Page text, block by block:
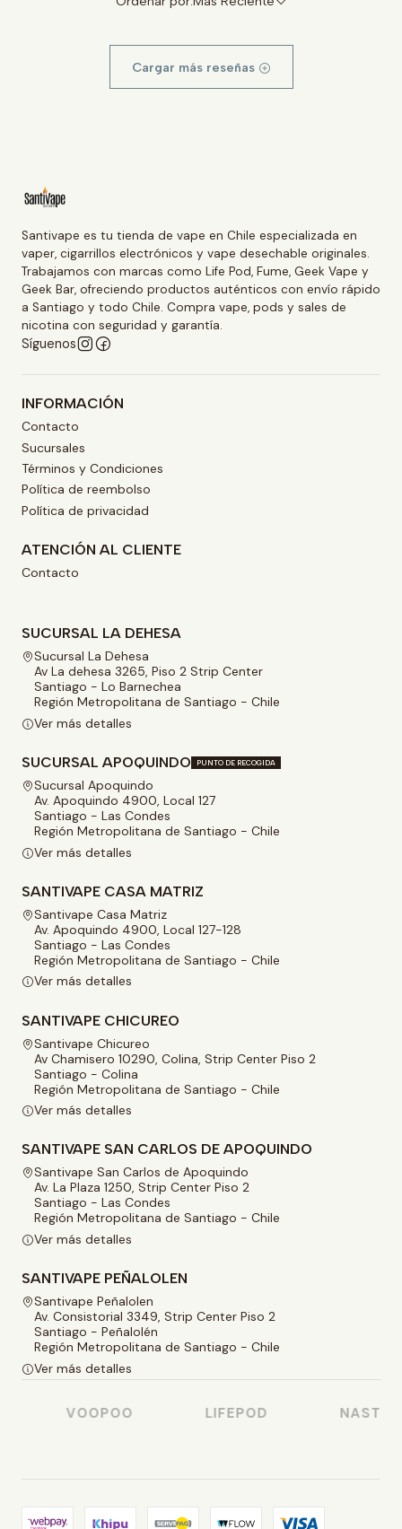
Cargar más reseñas
Santivape es tu tienda de vape en Chile especializada en
vaper, cigarrillos electrónicos y vape desechable originales.
Trabajamos con marcas como Life Pod, Fume, Geek Vape y
Geek Bar, ofreciendo productos auténticos con envío rápido
a Santiago y todo Chile. Compra vape, pods y sales de
nicotina con seguridad y garantía.
Síguenos
INFORMACIÓN
Contacto
Sucursales
Términos y Condiciones
Política de reembolso
Política de privacidad
ATENCIÓN AL CLIENTE
Contacto
SUCURSAL LA DEHESA
Sucursal La Dehesa
Av La dehesa 3265, Piso 2 Strip Center
Santiago - Lo Barnechea
Región Metropolitana de Santiago - Chile
Ver más detalles
SUCURSAL APOQUINDO PUNTO DE RECOGIDA
Sucursal Apoquindo
Av. Apoquindo 4900, Local 127
Santiago - Las Condes
Región Metropolitana de Santiago - Chile
Ver más detalles
SANTIVAPE CASA MATRIZ
Santivape Casa Matriz
Av. Apoquindo 4900, Local 127-128
Santiago - Las Condes
Región Metropolitana de Santiago - Chile
Ver más detalles
SANTIVAPE CHICUREO
Santivape Chicureo
Av Chamisero 10290, Colina, Strip Center Piso 2
Santiago - Colina
Región Metropolitana de Santiago - Chile
Ver más detalles
SANTIVAPE SAN CARLOS DE APOQUINDO
Santivape San Carlos de Apoquindo
Av. La Plaza 1250, Strip Center Piso 2
Santiago - Las Condes
Región Metropolitana de Santiago - Chile
Ver más detalles
SANTIVAPE PEÑALOLEN
Santivape Peñalolen
Av. Consistorial 3349, Strip Center Piso 2
Santiago - Peñalolén
Región Metropolitana de Santiago - Chile
Ver más detalles
VOOPOO LIFEPOD NASTY